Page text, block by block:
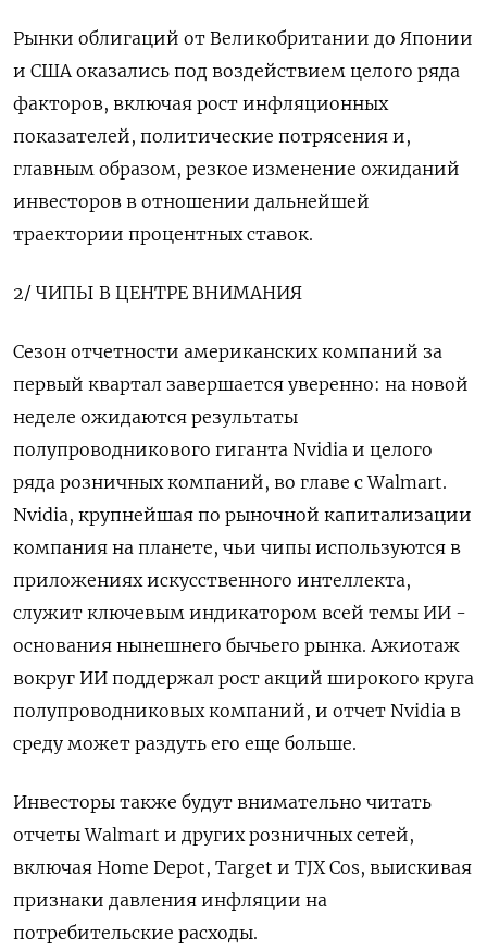
Рынки облигаций от Великобритании до Японии
и США оказались под воздействием целого ряда
факторов, включая рост инфляционных
показателей, политические потрясения ‌и,
главным образом, резкое изменение ожиданий
инвесторов в отношении дальнейшей
траектории процентных ставок.
2/ ЧИПЫ ‌В ЦЕНТРЕ ВНИМАНИЯ
Сезон отчетности американских компаний за
первый квартал завершается уверенно: на новой
неделе ожидаются результаты
полупроводникового гиганта Nvidia и целого
ряда розничных компаний, во главе с Walmart.
Nvidia, крупнейшая по рыночной капитализации
​компания на планете, чьи чипы используются в
приложениях искусственного интеллекта,
служит ключевым индикатором всей темы ИИ -
основания нынешнего бычьего рынка. Ажиотаж
вокруг ИИ поддержал рост акций широкого круга
полупроводниковых компаний, ‌и отчет Nvidia в
среду может раздуть его еще больше.
Инвесторы также будут внимательно читать
отчеты Walmart и других розничных сетей,
включая Home Depot, Target и TJX Cos, выискивая
признаки давления ​инфляции на
потребительские расходы.